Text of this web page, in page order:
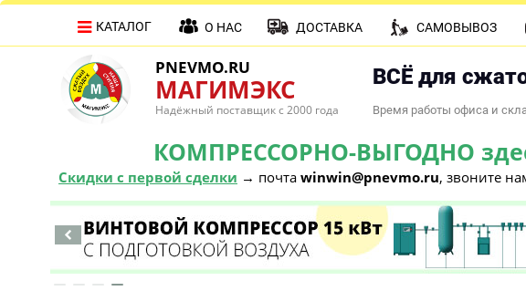
PNEVMO.RU
МАГИМЭКС
Надёжный поставщик с 2000 года
ВСЁ для
Время работы офиса и
КОМПРЕССОРНО-ВЫГОДНО
Скидки с первой сделки → почта winwin@pnevmo.ru, звоните
КАТАЛОГ О НАС ДОСТАВКА САМОВЫВОЗ